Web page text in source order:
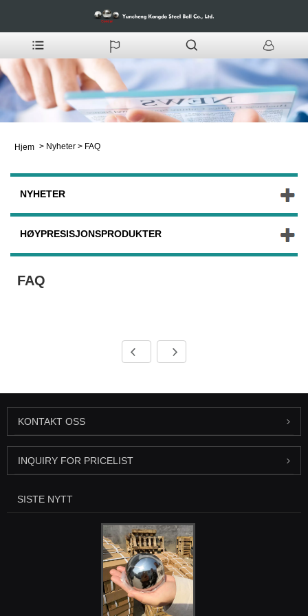
Hjem > Nyheter > FAQ
NYHETER
HØYPRESISJONSPRODUKTER
FAQ
KONTAKT OSS
INQUIRY FOR PRICELIST
SISTE NYTT